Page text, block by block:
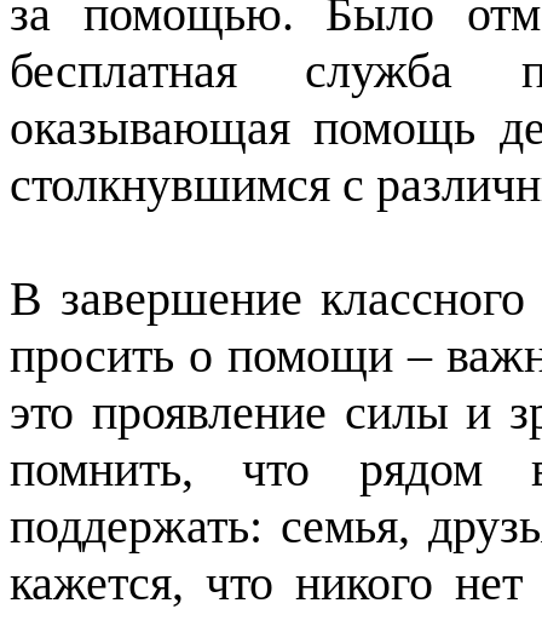
за помощью. Было
бесплатная служба
оказывающая помощь
столкнувшимся с
В завершение
просить о помощи –
это проявление силы и
помнить, что рядом
поддержать: семья,
кажется, что никого